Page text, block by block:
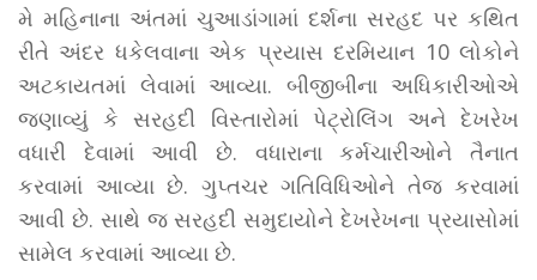
મે મહિનાના અંતમાં ચુઆડાંગામાં દર્શના સરહદ પર કથિત
રીતે અંદર ધકેલવાના એક પ્રયાસ દરમિયાન 10 લોકોને
અટકાયતમાં લેવામાં આવ્યા. બીજીબીના અધિકારીઓએ
જણાવ્યું કે સરહદી વિસ્તારોમાં પેટ્રોલિંગ અને દેખરેખ
વધારી દેવામાં આવી છે. વધારાના કર્મચારીઓને તૈનાત
કરવામાં આવ્યા છે. ગુપ્તચર ગતિવિધિઓને તેજ કરવામાં
આવી છે. સાથે જ સરહદી સમુદાયોને દેખરેખના પ્રયાસોમાં
સામેલ કરવામાં આવ્યા છે.